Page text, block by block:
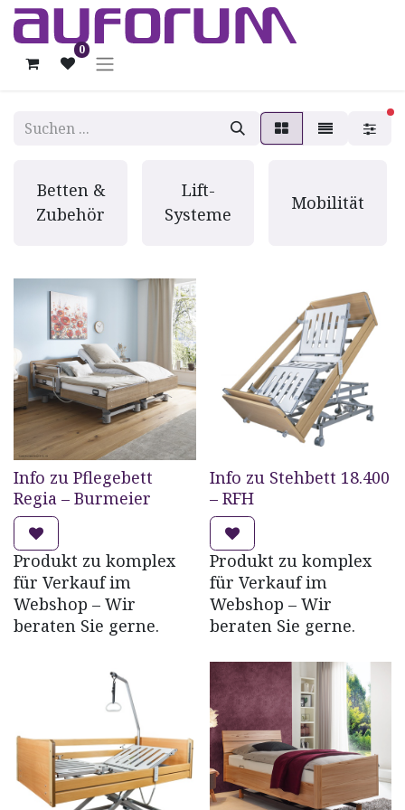
0
Betten &
Zubehör
Lift-
Systeme
Mobilität
Info zu Pflegebett
Regia – Burmeier
Produkt zu komplex
für Verkauf im
Webshop – Wir
beraten Sie gerne.
Info zu Stehbett 18.400
– RFH
Produkt zu komplex
für Verkauf im
Webshop – Wir
beraten Sie gerne.